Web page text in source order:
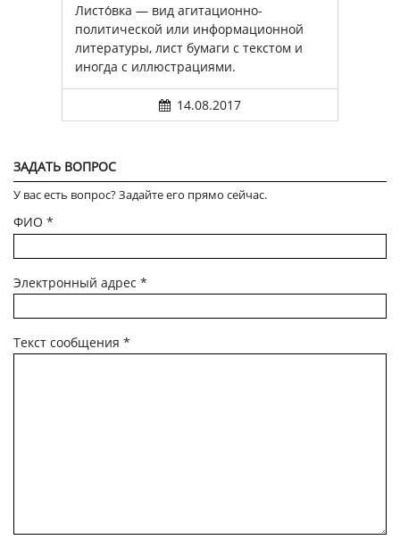
Листо́вка — вид агитационно-
политической или информационной
литературы, лист бумаги с текстом и
иногда с иллюстрациями.
14.08.2017
ЗАДАТЬ ВОПРОС
У вас есть вопрос? Задайте его прямо сейчас.
ФИО *
Электронный адрес *
Текст сообщения *